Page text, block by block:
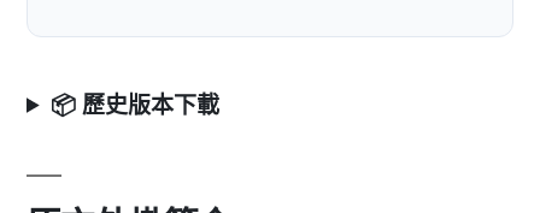
📦 歷史版本下載